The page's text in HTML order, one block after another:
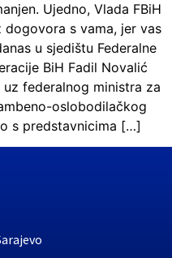
Ujedno, Vlada FBiH
dogovora s vama, jer vas
u sjedištu Federalne
BiH Fadil Novalić
federalnog ministra za
oslobodilačkog
s predstavnicima […]